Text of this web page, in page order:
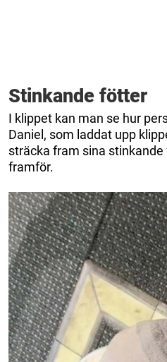
Stinkande fötter
I klippet kan man se hur
Daniel, som laddat upp
sträcka fram sina
framför.